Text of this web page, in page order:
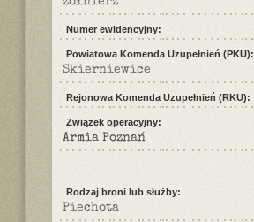
Numer ewidencyjny:
Powiatowa Komenda Uzupełnień (PKU):
Skierniewice
Rejonowa Komenda Uzupełnień (RKU):
Związek operacyjny:
Armia Poznań
Rodzaj broni lub służby:
Piechota